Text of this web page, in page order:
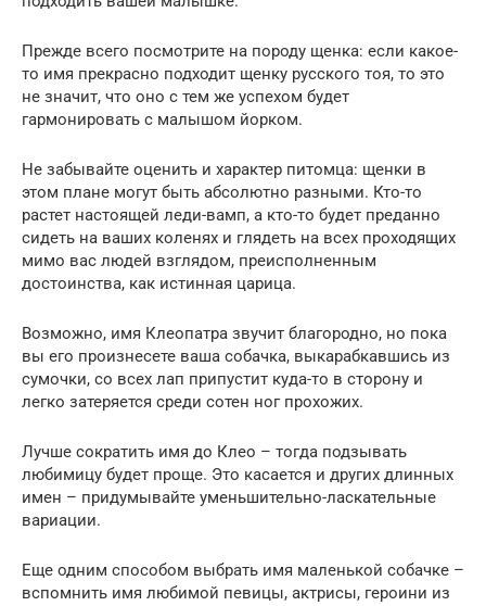
Прежде всего посмотрите на породу щенка: если какое-
то имя прекрасно подходит щенку русского тоя, то это
не значит, что оно с тем же успехом будет
гармонировать с малышом йорком.
Не забывайте оценить и характер питомца: щенки в
этом плане могут быть абсолютно разными. Кто-то
растет настоящей леди-вамп, а кто-то будет преданно
сидеть на ваших коленях и глядеть на всех проходящих
мимо вас людей взглядом, преисполненным
достоинства, как истинная царица.
Возможно, имя Клеопатра звучит благородно, но пока
вы его произнесете ваша собачка, выкарабкавшись из
сумочки, со всех лап припустит куда-то в сторону и
легко затеряется среди сотен ног прохожих.
Лучше сократить имя до Клео – тогда подзывать
любимицу будет проще. Это касается и других длинных
имен – придумывайте уменьшительно-ласкательные
вариации.
Еще одним способом выбрать имя маленькой собачке –
вспомнить имя любимой певицы, актрисы, героини из